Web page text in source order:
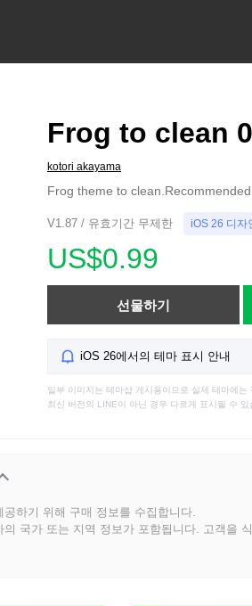
Frog to clean
kotori akayama
Frog theme to
V1.87 / 유효기간 무제한 iOS 26 디자
US$0.99
선물하기
iOS 26에서의 테마 표시 안내
일부 이미지는 테마샵 게시용이므로 실제 테마에
최신 버전의 LINE이 아닌 경우 다르게 표시될 수 있
하기 위해 구매 정보를 수집합니다.
국가 또는 지역 정보가 포함됩니다. 고객을